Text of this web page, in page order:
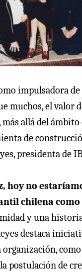
impulsadora
muchos, el valor
allá del
de
presidenta de
hoy no
chilena como
y una
destaca
organización,
postulación de